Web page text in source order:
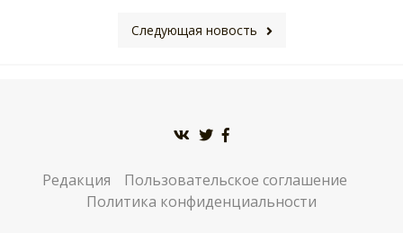
Следующая новость
Редакция
Пользовательское соглашение
Политика конфиденциальности